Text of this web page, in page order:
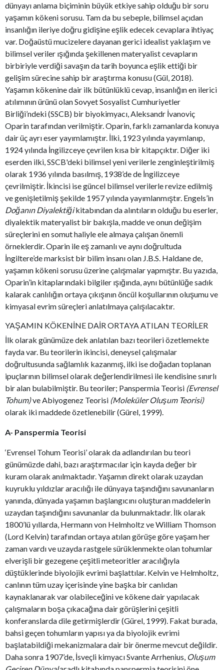
dünyayı anlama biçiminin büyük etkiye sahip olduğu bir soru
yaşamın kökeni sorusu. Tam da bu sebeple, bilimsel açıdan
insanlığın ileriye doğru gidişine eşlik edecek cevaplara ihtiyaç
var. Doğaüstü mucizelere dayanan gerici idealist yaklaşım ve
bilimsel veriler ışığında şekillenen materyalist cevapların
birbiriyle verdiği savaşın da tarih boyunca eşlik ettiği bir
gelişim sürecine sahip bir araştırma konusu (Gül, 2018).
Yaşamın kökenine dair ilk bütünlüklü cevap, insanlığın en ilerici
atılımının ürünü olan Sovyet Sosyalist Cumhuriyetler
Birliği’ndeki (SSCB) bir biyokimyacı, Aleksandr İvanoviç
Oparin tarafından verilmiştir. Oparin, farklı zamanlarda konuya
dair üç ayrı eser yayımlamıştır. İlki, 1923 yılında yayımlanıp,
1924 yılında İngilizceye çevrilen kısa bir kitapçıktır. Diğer iki
eserden ilki, SSCB'deki bilimsel yeni verilerle zenginleştirilmiş
olarak 1936 yılında basılmış, 1938’de de İngilizceye
çevrilmiştir. İkincisi ise güncel bilimsel verilerle revize edilmiş
ve genişletilmiş şekilde 1957 yılında yayımlanmıştır. Engels’in
Doğanın Diyalektiğikitabından da alıntıların olduğu bu eserler,
diyalektik materyalist bir bakışla, madde ve onun değişim
süreçlerini en somut haliyle ele almaya çalışan önemli
örneklerdir. Oparin ile eş zamanlı ve aynı doğrultuda
İngiltere’de marksist bir bilim insanı olan J.B.S. Haldane de,
yaşamın kökeni sorusu üzerine çalışmalar yapmıştır. Bu yazıda,
Oparin’in kitaplarındaki bilgiler ışığında, aynı bütünlüğe sadık
kalarak canlılığın ortaya çıkışının öncül koşullarının oluşumu ve
kimyasal evrim süreçleri anlatılmaya çalışılacaktır.
YAŞAMIN KÖKENİNE DAİR ORTAYA ATILAN TEORİLER
İlk olarak günümüze dek anlatılan bazı teorileri özetlemekte
fayda var. Bu teorilerin ikincisi, deneysel çalışmalar
doğrultusunda sağlamlık kazanmış, ilki ise doğadan toplanan
ipuçlarının bilimsel olarak değerlendirilmesi ile kendisine sınırlı
bir alan bulabilmiştir. Bu teoriler; Panspermia Teorisi (Evrensel
Tohum)ve Abiyogenez Teorisi (Moleküler Oluşum Teorisi)
olarak iki maddede özetlenebilir (Gürel, 1999).
A- Panspermia Teorisi
‘Evrensel Tohum Teorisi’ olarak da adlandırılan bu teori
günümüzde dahi, bazı araştırmacılar için kayda değer bir
kuram olarak anılmaktadır. Yaşamın direkt olarak uzaydan
kuyruklu yıldızlar aracılığı ile dünyaya taşındığını savunanların
yanında, dünyada yaşamın başlangıcını oluşturan maddelerin
uzaydan taşındığını savunanlar da bulunmaktadır. İlk olarak
1800’lü yıllarda, Hermann von Helmholtz ve William Thomson
(Lord Kelvin) tarafından ortaya atılan görüşe göre yaşam her
zaman vardı ve uzayda rastgele sürüklenmekte olan tohumlar
elverişli bir gezegene çeşitli meteoritler aracılığıyla
düştüklerinde biyolojik evrimi başlattılar. Kelvin ve Helmholtz,
canlının tüm uzay içerisinde yine başka bir canlıdan
kaynaklanarak var olabileceğini ve kökene dair yapılacak
çalışmaların boşa çıkacağına dair görüşlerini çeşitli
konferanslarda dile getirmişlerdir (Gürel, 1999). Fakat burada,
bahsi geçen tohumların yapısı ya da biyolojik evrimi
başlatabildiği mekanizmalara dair bir önerme mevcut değildir.
Daha sonra 1907’de, İsveçli kimyacı Svante Arrhenius, Oluşum